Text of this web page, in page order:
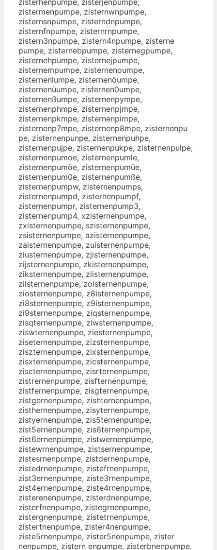
zistermenpumpe, zisternwnpumpe,
zisternsnpumpe, zisterndnpumpe,
zisternfnpumpe, zisternrnpumpe,
zistern3npumpe, zistern4npumpe, zisterne
pumpe, zisternebpumpe, zisternegpumpe,
zisternehpumpe, zisternejpumpe,
zisternempumpe, zisternenoumpe,
zisternenlumpe, zisternenöumpe,
zisternenüumpe, zisternen0umpe,
zisternenßumpe, zisternenpympe,
zisternenphmpe, zisternenpjmpe,
zisternenpkmpe, zisternenpimpe,
zisternenp7mpe, zisternenp8mpe, zisternenpu
pe, zisternenpunpe, zisternenpuhpe,
zisternenpujpe, zisternenpukpe, zisternenpulpe,
zisternenpumoe, zisternenpumle,
zisternenpumöe, zisternenpumüe,
zisternenpum0e, zisternenpumße,
zisternenpumpw, zisternenpumps,
zisternenpumpd, zisternenpumpf,
zisternenpumpr, zisternenpump3,
zisternenpump4, xzisternenpumpe,
zxisternenpumpe, szisternenpumpe,
zsisternenpumpe, azisternenpumpe,
zaisternenpumpe, zuisternenpumpe,
ziusternenpumpe, zjisternenpumpe,
zijsternenpumpe, zkisternenpumpe,
ziksternenpumpe, zlisternenpumpe,
zilsternenpumpe, zoisternenpumpe,
ziosternenpumpe, z8isternenpumpe,
zi8sternenpumpe, z9isternenpumpe,
zi9sternenpumpe, ziqsternenpumpe,
zisqternenpumpe, ziwsternenpumpe,
ziswternenpumpe, ziesternenpumpe,
ziseternenpumpe, zizsternenpumpe,
ziszternenpumpe, zixsternenpumpe,
zisxternenpumpe, zicsternenpumpe,
ziscternenpumpe, zisrternenpumpe,
zistrernenpumpe, zisfternenpumpe,
zistfernenpumpe, zisgternenpumpe,
zistgernenpumpe, zishternenpumpe,
zisthernenpumpe, zisyternenpumpe,
zistyernenpumpe, zis5ternenpumpe,
zist5ernenpumpe, zis6ternenpumpe,
zist6ernenpumpe, zistwernenpumpe,
zistewrnenpumpe, zistsernenpumpe,
zistesrnenpumpe, zistdernenpumpe,
zistedrnenpumpe, zistefrnenpumpe,
zist3ernenpumpe, ziste3rnenpumpe,
zist4ernenpumpe, ziste4rnenpumpe,
zisterenenpumpe, zisterdnenpumpe,
zisterfnenpumpe, zistegrnenpumpe,
zistergnenpumpe, zistetrnenpumpe,
zistertnenpumpe, zister4nenpumpe,
ziste5rnenpumpe, zister5nenpumpe, zister
nenpumpe, zistern enpumpe, zisterbnenpumpe,